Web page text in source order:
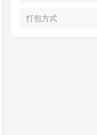
打包方式
打包方式